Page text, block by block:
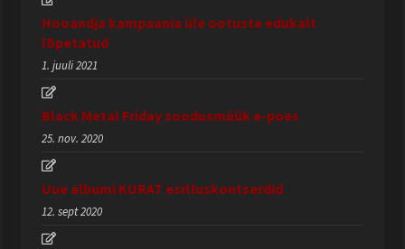
Hooandja kampaania üle ootuste edukalt
lõpetatud
1. juuli 2021
Black Metal Friday soodusmüük e-poes
25. nov. 2020
Uue albumi KURAT esitluskontserdid
12. sept 2020